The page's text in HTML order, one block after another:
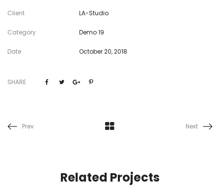
Client LA-Studio
Category Demo 19
Date October 20, 2018
SHARE
Prev Next
Related Projects